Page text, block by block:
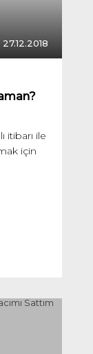
27.12.2018
itibarı ile
için